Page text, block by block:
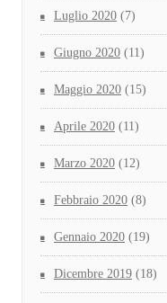
Luglio 2020 (7)
Giugno 2020 (11)
Maggio 2020 (15)
Aprile 2020 (11)
Marzo 2020 (12)
Febbraio 2020 (8)
Gennaio 2020 (19)
Dicembre 2019 (18)